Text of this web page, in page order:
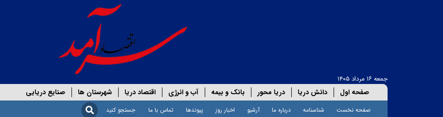
جمعه ۱۶ مرداد ۱۴۰۵
صفحه اول دانش دریا دریا محور بانک و بیمه آب و انرژی اقتصاد دریا شهرستان ها صنایع دریایی
صفحه نخست شناسنامه درباره ما آرشیو اخبار روز پیوندها تماس با ما